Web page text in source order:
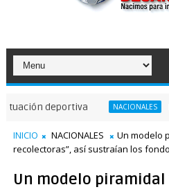
NACIONALES DNCD
INICIO NACIONALES
Un modelo
recolectoras”, así sustraían los
Un modelo piramidal